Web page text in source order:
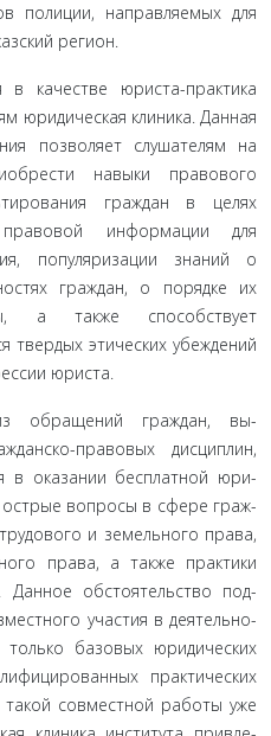
полиции, направляемых для
регион.
качестве юриста-практика
юридическая клиника. Дан­ная
позволяет слушателям на
навыки правового
граждан в целях
правовой информации для
популяризации знаний о
граждан, о порядке их
а также способствует
этиче­ских убеждений
юриста.
обращений граждан, вы­
правовых дисциплин,
в оказании бесплатной юри­
вопросы в сфере граж­
и земельного права,
права, а также практики
Данное обстоятельство под­
участия в деятельно­
базовых юридических
практических
совместной работы уже